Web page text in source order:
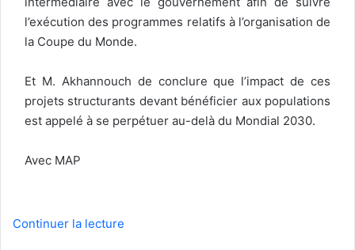
l’exécution des programmes relatifs à l’organisation de
la Coupe du Monde.
Et M. Akhannouch de conclure que l’impact de ces
projets structurants devant bénéficier aux populations
est appelé à se perpétuer au-delà du Mondial 2030.
Avec MAP
Continuer la lecture